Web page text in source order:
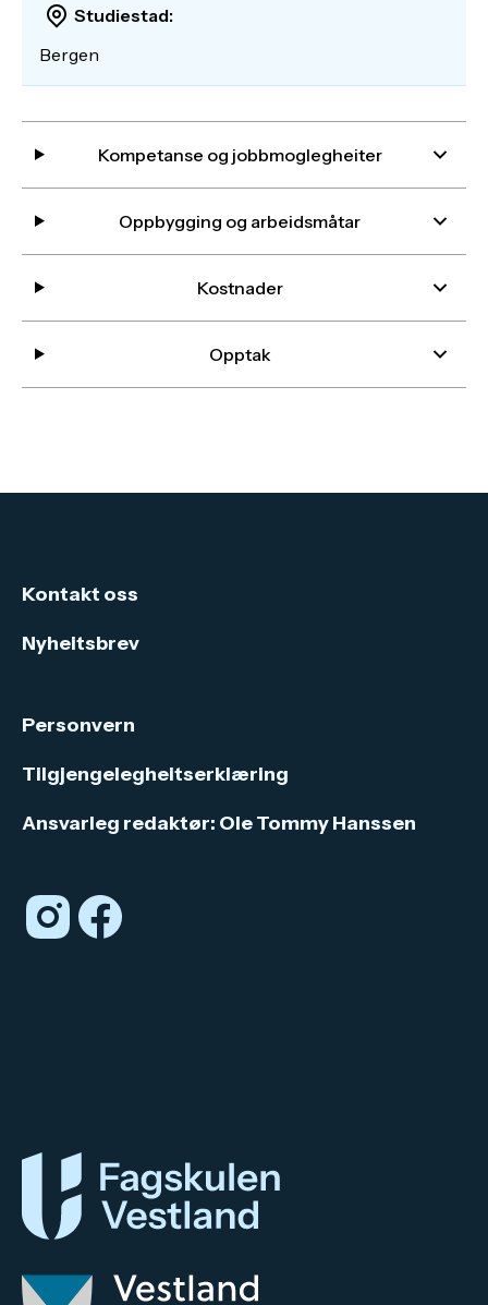
Studiestad:
Bergen
Kompetanse og jobbmoglegheiter
Oppbygging og arbeidsmåtar
Kostnader
Opptak
Kontakt oss
Nyheitsbrev
Personvern
Tilgjengelegheitserklæring
Ansvarleg redaktør: Ole Tommy Hanssen